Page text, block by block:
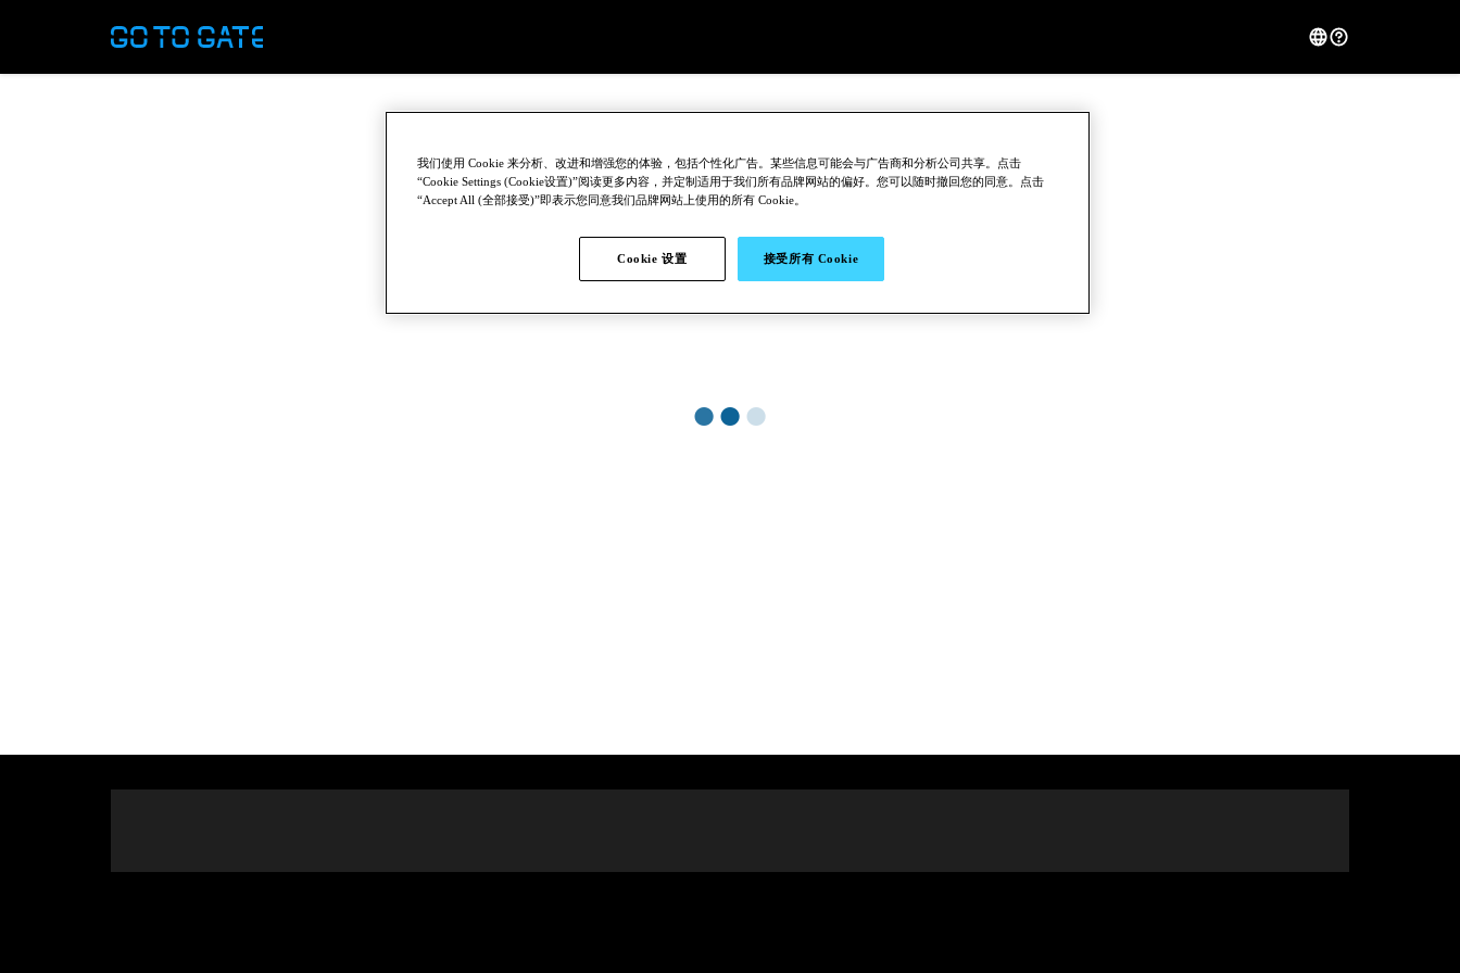
●●●
我们使用 Cookie 来分析、改进和增强您的体验，包括个性化广告。某些信息可能会与广告商和分析公司共享。点击
“Cookie Settings (Cookie设置)”阅读更多内容，并定制适用于我们所有品牌网站的偏好。您可以随时撤回您的同意。点击
“Accept All (全部接受)”即表示您同意我们品牌网站上使用的所有 Cookie。
Cookie 设置 接受所有 Cookie